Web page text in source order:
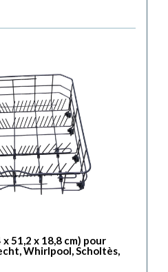
51,2 x 18,8 cm) pour
Whirlpool, Scholtès,